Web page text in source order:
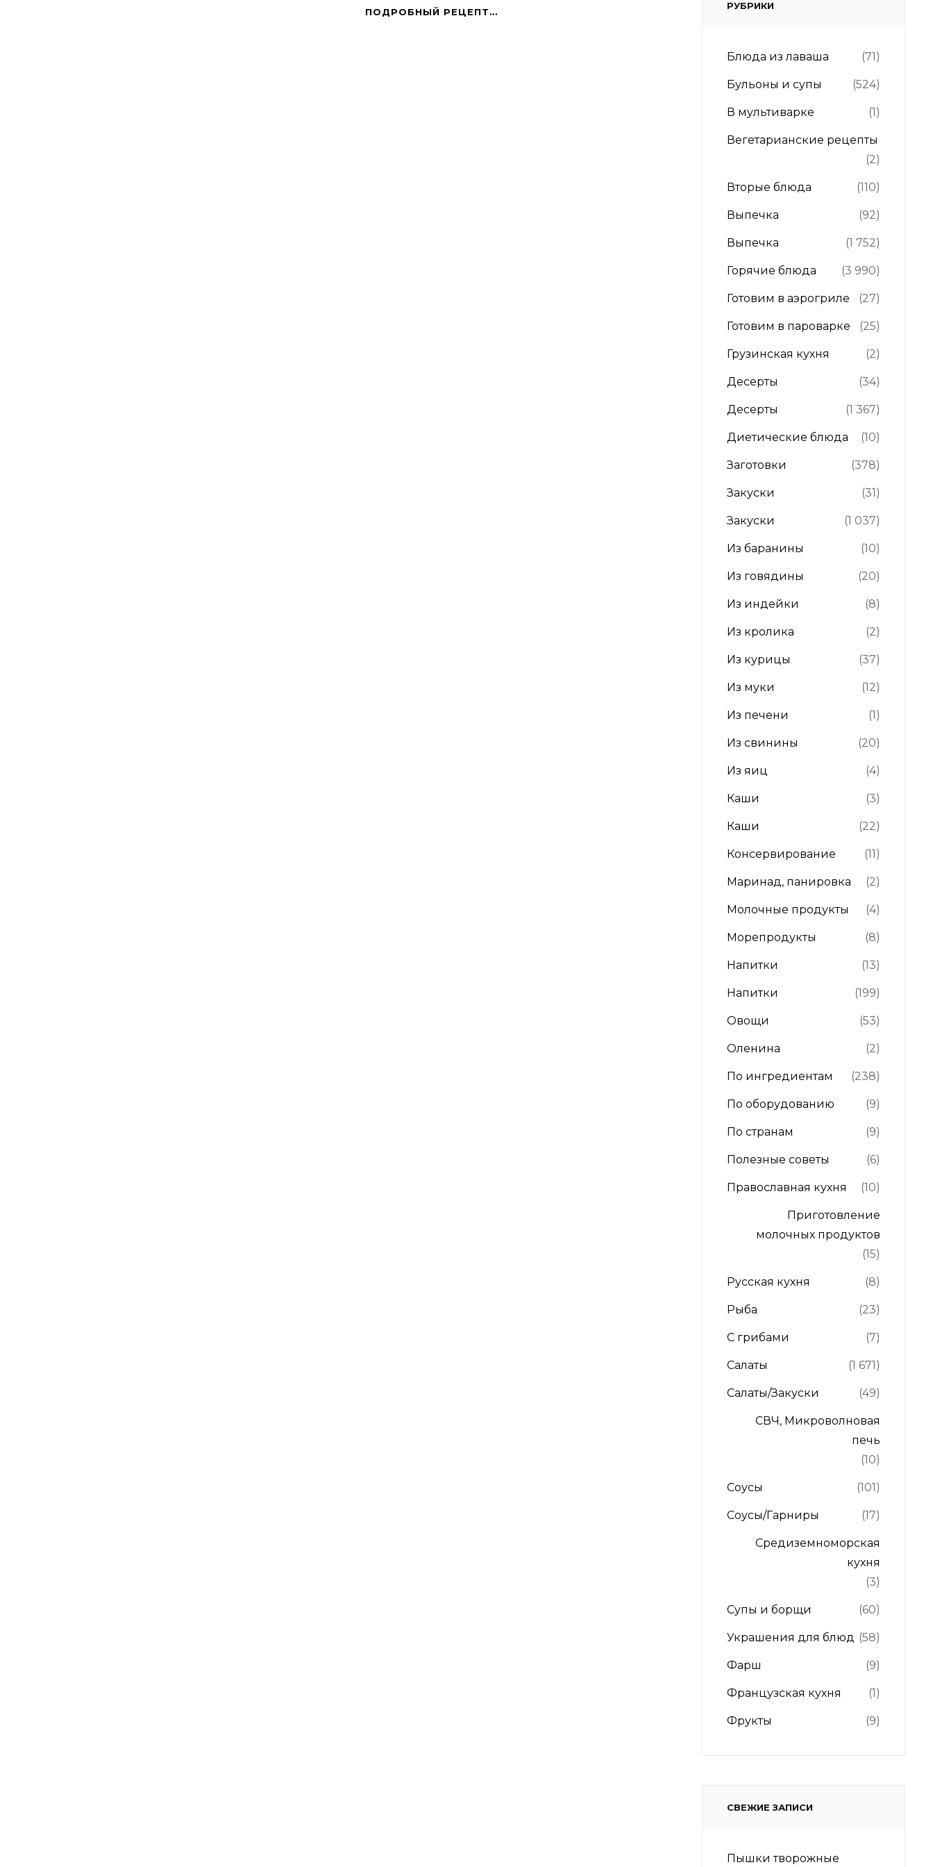
ПОДРОБНЫЙ РЕЦЕПТ…ЗАКУСОЧНЫЙ
РУБРИКИ
Блюда из лаваша (71)
Бульоны и супы (524)
В мультиварке (1)
Вегетарианские рецепты
(2)
Вторые блюда (110)
Выпечка (92)
Выпечка (1 752)
Горячие блюда (3 990)
Готовим в аэрогриле (27)
Готовим в пароварке (25)
Грузинская кухня (2)
Десерты (34)
Десерты (1 367)
Диетические блюда (10)
Заготовки (378)
Закуски (31)
Закуски (1 037)
Из баранины (10)
Из говядины (20)
Из индейки (8)
Из кролика (2)
Из курицы (37)
Из муки (12)
Из печени (1)
Из свинины (20)
Из яиц (4)
Каши (3)
Каши (22)
Консервирование (11)
Маринад, панировка (2)
Молочные продукты (4)
Морепродукты (8)
Напитки (13)
Напитки (199)
Овощи (53)
Оленина (2)
По ингредиентам (238)
По оборудованию (9)
По странам (9)
Полезные советы (6)
Православная кухня (10)
Приготовление
молочных продуктов
(15)
Русская кухня (8)
Рыба (23)
С грибами (7)
Салаты (1 671)
Салаты/Закуски (49)
СВЧ, Микроволновая
печь
(10)
Соусы (101)
Соусы/Гарниры (17)
Средиземноморская
кухня
(3)
Супы и борщи (60)
Украшения для блюд (58)
Фарш (9)
Французская кухня (1)
Фрукты (9)
СВЕЖИЕ ЗАПИСИ
Пышки творожные